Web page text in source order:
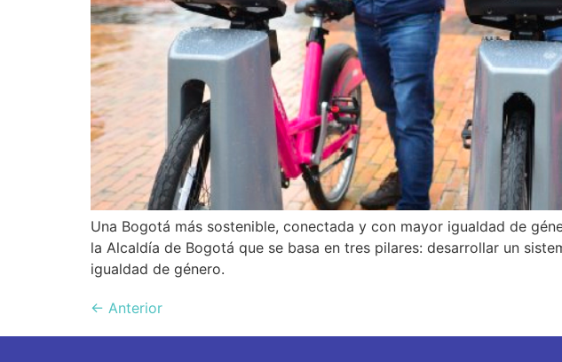
Una Bogotá más sostenible, conectada y con mayor igualdad de
la Alcaldía de Bogotá que se basa en tres pilares: desarrollar un
igualdad de género.
← Anterior